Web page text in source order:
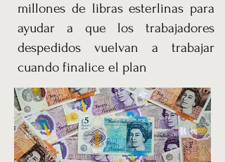
millones de libras esterlinas para
ayudar a que los trabajadores
despedidos vuelvan a trabajar
cuando finalice el plan